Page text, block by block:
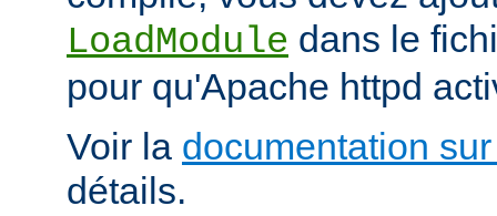
LoadModule dans le
pour qu'Apache httpd
Voir la documentation
détails.